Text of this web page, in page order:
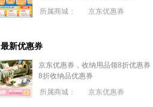
所属商城：
京东优惠券
最新优惠券
京东优惠券，收纳用品领8折优惠券
8折收纳品优惠券
所属商城：
京东优惠券